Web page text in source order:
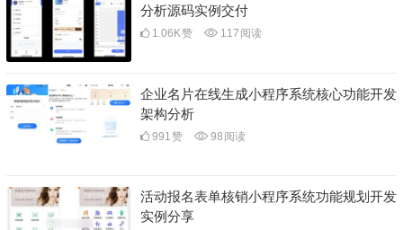
分析源码实例交付
1.06K赞 117 阅读
企业名片在线生成小程序系统核心功能开发
架构分析
991赞 98 阅读
活动报名表单核销小程序系统功能规划开发
实例分享